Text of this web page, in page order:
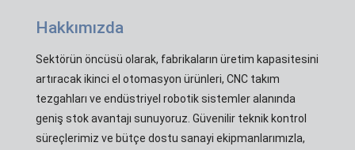
Hakkımızda
Sektörün öncüsü olarak, fabrikaların üretim kapasitesini
artıracak ikinci el otomasyon ürünleri, CNC takım
tezgahları ve endüstriyel robotik sistemler alanında
geniş stok avantajı sunuyoruz. Güvenilir teknik kontrol
süreçlerimiz ve bütçe dostu sanayi ekipmanlarımızla,